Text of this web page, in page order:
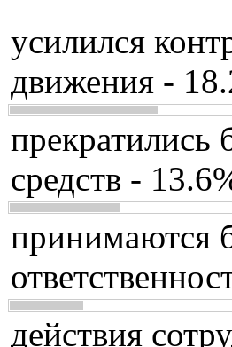
усилился
движения -
прекратились
средств -
принимаются
действия